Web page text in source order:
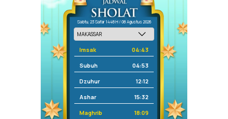
Sabtu, 23 Safar 1448 H / 08 Agustus 2026
Imsak 04:43
Subuh 04:53
Dzuhur 12:12
Ashar 15:32
Maghrib 18:09